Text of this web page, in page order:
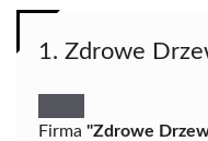
1. Zdrowe
Firma "Zdrowe